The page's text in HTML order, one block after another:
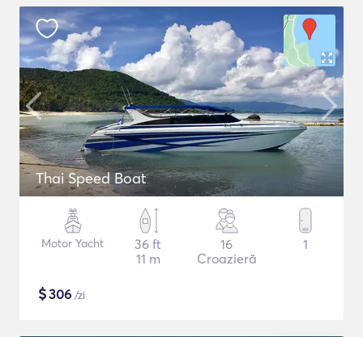
Thai Speed Boat
Motor Yacht
36 ft
11 m
16
Croazieră
1
$306 /zi